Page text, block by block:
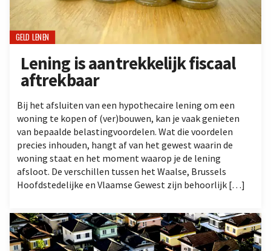
GELD LENEN
Lening is aantrekkelijk fiscaal
aftrekbaar
Bij het afsluiten van een hypothecaire lening om een
woning te kopen of (ver)bouwen, kan je vaak genieten
van bepaalde belastingvoordelen. Wat die voordelen
precies inhouden, hangt af van het gewest waarin de
woning staat en het moment waarop je de lening
afsloot. De verschillen tussen het Waalse, Brussels
Hoofdstedelijke en Vlaamse Gewest zijn behoorlijk […]